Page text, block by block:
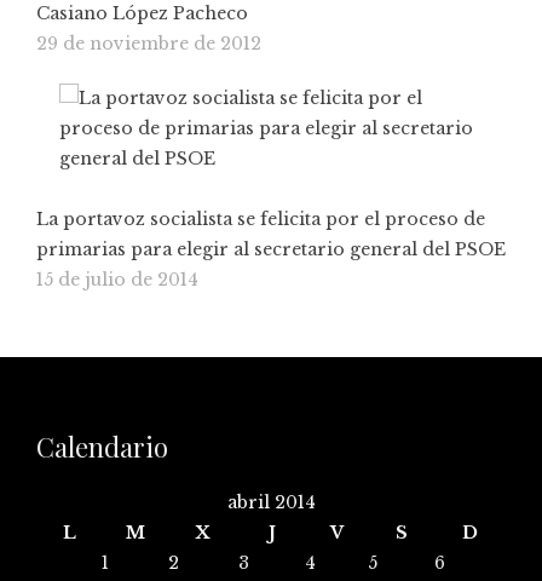
Casiano López Pacheco
29 de noviembre de 2012
La portavoz socialista se felicita por el proceso de
primarias para elegir al secretario general del PSOE
15 de julio de 2014
Calendario
abril 2014
L
M X J V S
D
1
2 3 4 5
6